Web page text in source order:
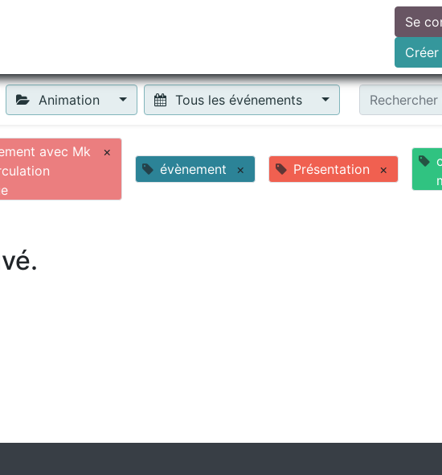
Faire un don
Se
Animation Tous les événements
avec Mk
×
évènement
× Présentation ×